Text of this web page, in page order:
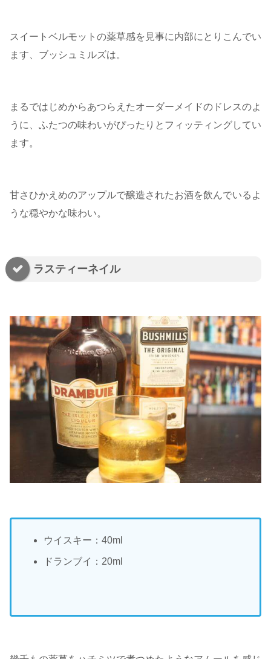
スイートベルモットの薬草感を見事に内部にとりこんでい
ます、ブッシュミルズは。
まるではじめからあつらえたオーダーメイドのドレスのよ
うに、ふたつの味わいがぴったりとフィッティングしてい
ます。
甘さひかえめのアップルで醸造されたお酒を飲んでいるよ
うな穏やかな味わい。
ラスティーネイル
ウイスキー：40ml
ドランブイ：20ml